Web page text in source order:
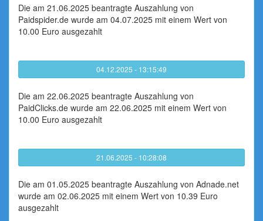
Die am 21.06.2025 beantragte Auszahlung von
Paidspider.de wurde am 04.07.2025 mit einem Wert von
10.00 Euro ausgezahlt
04.12.2025 - 13:15:49
Die am 22.06.2025 beantragte Auszahlung von
PaidClicks.de wurde am 22.06.2025 mit einem Wert von
10.00 Euro ausgezahlt
21.06.2025 - 10:28:08
Die am 01.05.2025 beantragte Auszahlung von Adnade.net
wurde am 02.06.2025 mit einem Wert von 10.39 Euro
ausgezahlt